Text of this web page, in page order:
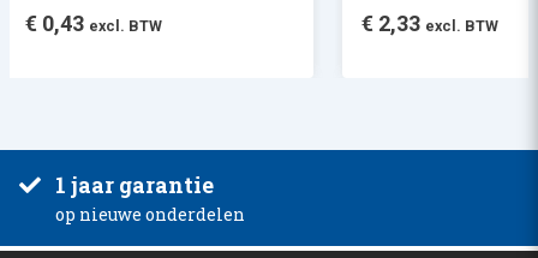
€ 0,43 excl. BTW € 2,33 excl. BTW
1 jaar garantie
op nieuwe onderdelen